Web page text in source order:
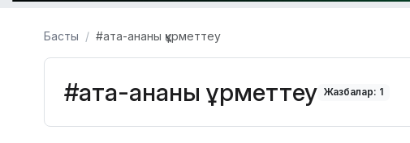
Басты #ата-ананы құрметтеу
#ата-ананы құрметтеу Жазбалар: 1